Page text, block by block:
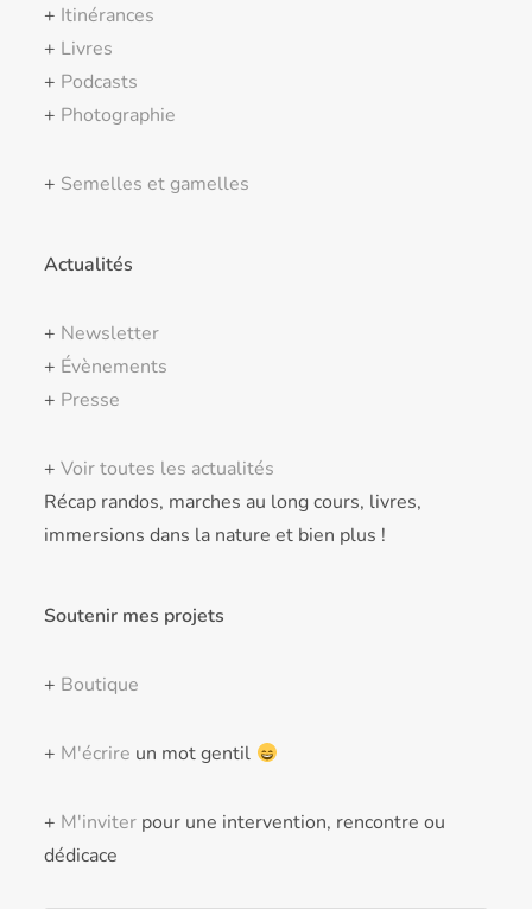
+ Itinérances
+ Livres
+ Podcasts
+ Photographie
+ Semelles et gamelles
Actualités
+ Newsletter
+ Évènements
+ Presse
+Voir toutes les actualités
Récap randos, marches au long cours, livres,
immersions dans la nature et bien plus !
Soutenir mes projets
+ Boutique
+ M'écrire un mot gentil
+ M'inviter pour une intervention, rencontre ou
dédicace